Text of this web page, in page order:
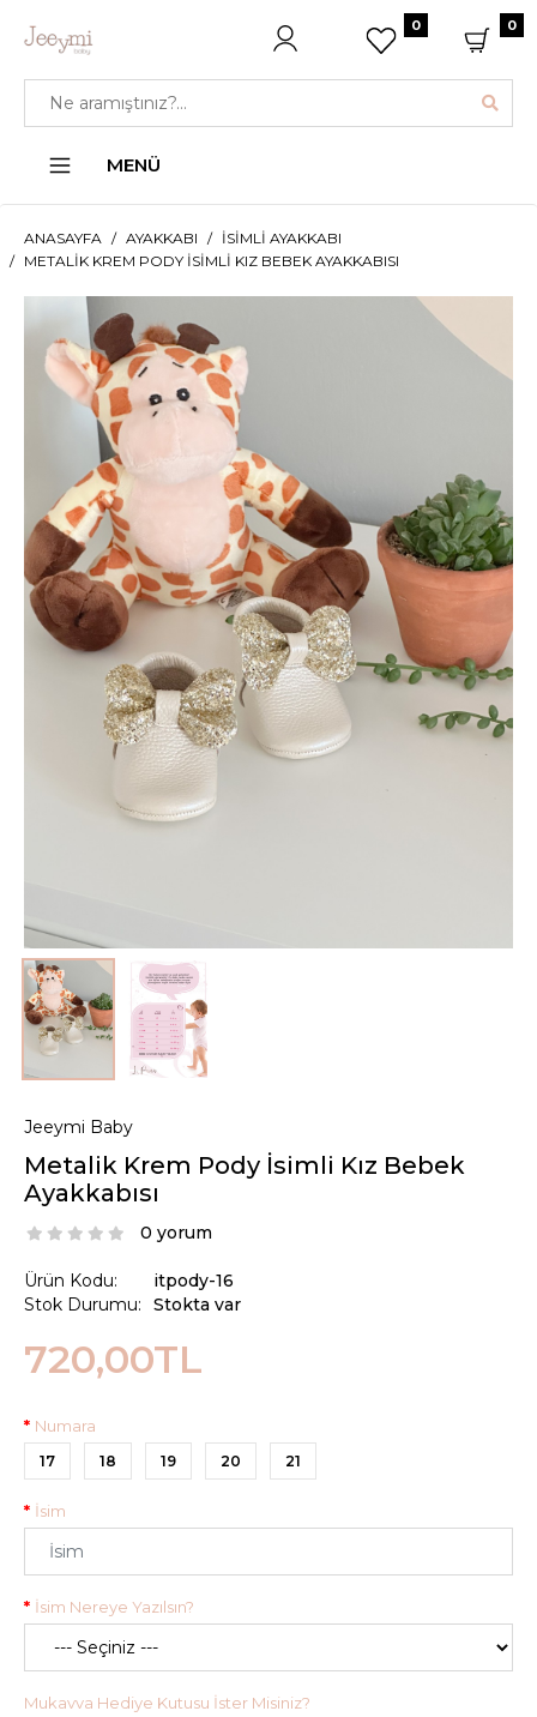
0 0
MENÜ
ANASAYFA AYAKKABI
İSIMLI AYAKKABI
METALIK KREM PODY İSIMLI KIZ BEBEK AYAKKABISI
Jeeymi Baby
Metalik Krem Pody İsimli Kız Bebek
Ayakkabısı
0 yorum
Ürün Kodu:
Stok Durumu:
itpody-16
Stokta var
720,00TL
Numara
17 18 19 20 21
İsim
İsim Nereye Yazılsın?
Mukavva Hediye Kutusu İster Misiniz?